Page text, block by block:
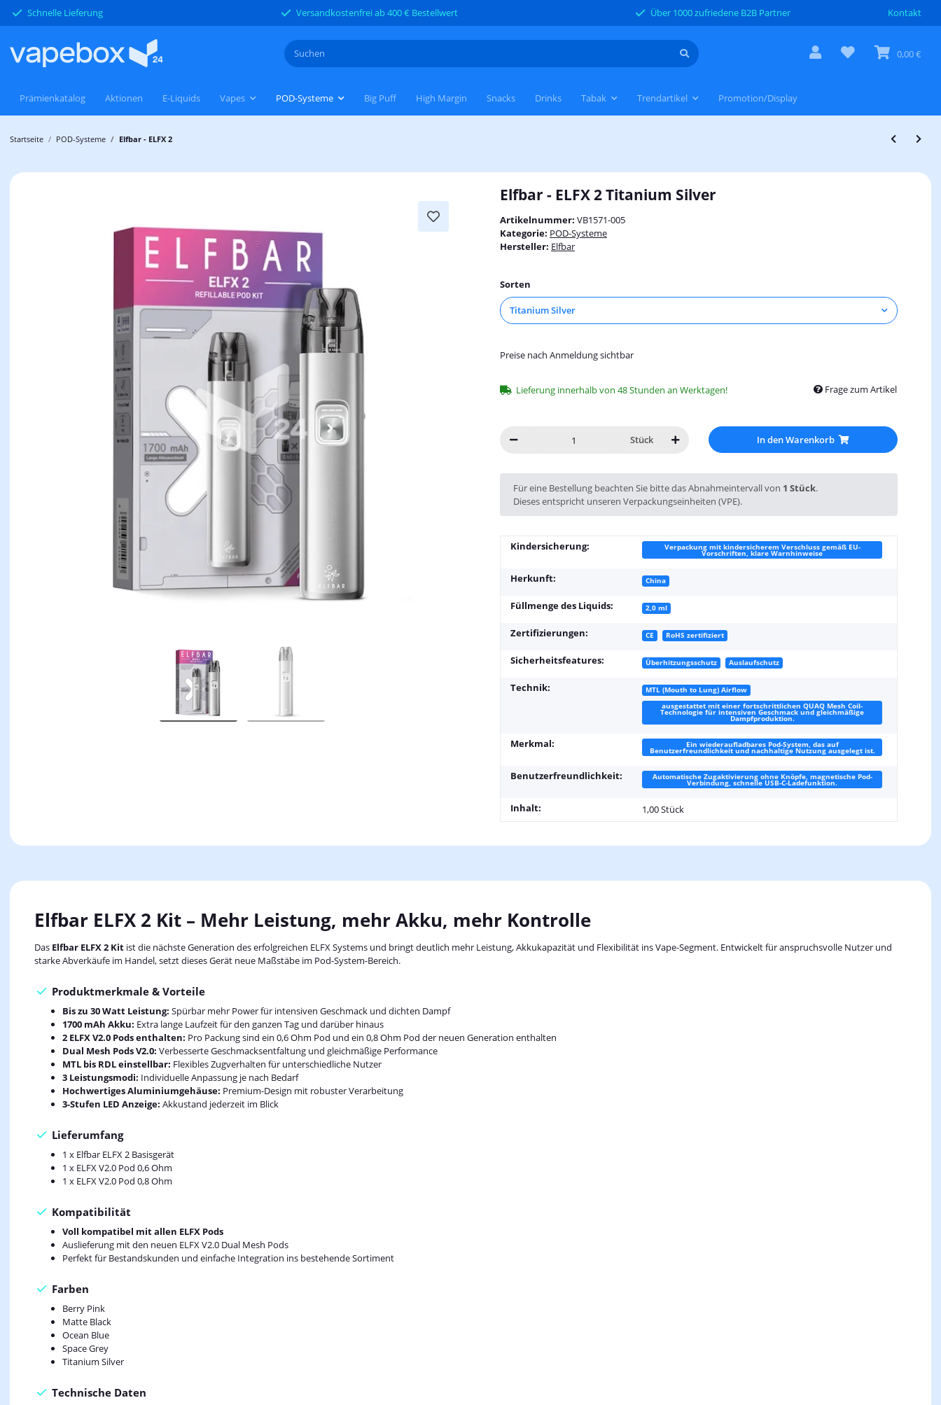
Kontakt
Schnelle Lieferung Versandkostenfrei ab 400 € Bestellwert Über 1000 zufriedene B2B Partner
0,00 €
Aktionen E-Liquids Vapes POD-Systeme Big Puff High Margin Snacks Drinks Tabak Trendartikel Promotion/Display
Prämienkatalog
Startseite POD-Systeme Elfbar - ELFX 2
Elfbar - ELFX 2 Titanium Silver
Artikelnummer: VB1571-005
Kategorie: POD-Systeme
Hersteller: Elfbar
Sorten
Titanium Silver
Preise nach Anmeldung sichtbar
Lieferung innerhalb von 48 Stunden an Werktagen! Frage zum Artikel
Stück In den Warenkorb
x
Für eine Bestellung beachten Sie bitte das Abnahmeintervall von 1 Stück.
Dieses entspricht unseren Verpackungseinheiten (VPE).
Kindersicherung: Verpackung mit kindersicherem Verschluss gemäß EU-
Vorschriften, klare Warnhinweise
Herkunft: China
Füllmenge des Liquids: 2,0 ml
Zertifizierungen: CE RoHS zertifiziert
Sicherheitsfeatures: Überhitzungsschutz Auslaufschutz
Technik:
MTL (Mouth to Lung) Airflow
ausgestattet mit einer fortschrittlichen QUAQ Mesh Coil-
Technologie für intensiven Geschmack und gleichmäßige
Dampfproduktion.
Merkmal: Ein wiederaufladbares Pod-System, das auf
Benutzerfreundlichkeit und nachhaltige Nutzung ausgelegt ist.
Benutzerfreundlichkeit: Automatische Zugaktivierung ohne Knöpfe, magnetische Pod-
Verbindung, schnelle USB-C-Ladefunktion.
Inhalt: 1,00 Stück
Elfbar ELFX 2 Kit – Mehr Leistung, mehr Akku, mehr Kontrolle
Das Elfbar ELFX 2 Kit ist die nächste Generation des erfolgreichen ELFX Systems und bringt deutlich mehr Leistung, Akkukapazität und Flexibilität ins Vape-Segment. Entwickelt für anspruchsvolle Nutzer und
starke Abverkäufe im Handel, setzt dieses Gerät neue Maßstäbe im Pod-System-Bereich.
Produktmerkmale & Vorteile
Bis zu 30 Watt Leistung: Spürbar mehr Power für intensiven Geschmack und dichten Dampf
1700 mAh Akku: Extra lange Laufzeit für den ganzen Tag und darüber hinaus
2 ELFX V2.0 Pods enthalten: Pro Packung sind ein 0,6 Ohm Pod und ein 0,8 Ohm Pod der neuen Generation enthalten
Dual Mesh Pods V2.0: Verbesserte Geschmacksentfaltung und gleichmäßige Performance
MTL bis RDL einstellbar: Flexibles Zugverhalten für unterschiedliche Nutzer
3 Leistungsmodi: Individuelle Anpassung je nach Bedarf
Hochwertiges Aluminiumgehäuse: Premium-Design mit robuster Verarbeitung
3-Stufen LED Anzeige: Akkustand jederzeit im Blick
Lieferumfang
1 x Elfbar ELFX 2 Basisgerät
1 x ELFX V2.0 Pod 0,6 Ohm
1 x ELFX V2.0 Pod 0,8 Ohm
Kompatibilität
Voll kompatibel mit allen ELFX Pods
Auslieferung mit den neuen ELFX V2.0 Dual Mesh Pods
Perfekt für Bestandskunden und einfache Integration ins bestehende Sortiment
Farben
Berry Pink
Matte Black
Ocean Blue
Space Grey
Titanium Silver
Technische Daten